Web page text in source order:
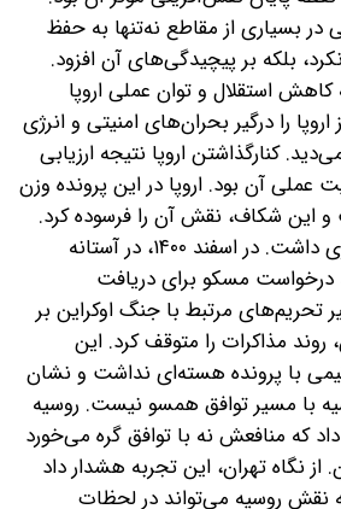
در بسیاری از مقاطع‌ نه‌تنها به حفظ
بلکه بر پیچیدگی‌های آن افزود.
کاهش استقلال و توان عملی اروپا
را درگیر بحران‌های امنیتی و انرژی
کنار‌گذاشتن اروپا نتیجه ارزیابی
آن بود. اروپا در این پرونده وزن
و این شکاف، نقش آن را فرسوده کرد.
روسیه اما داستان دیگری داشت. در اسفند ۱۴۰۰، در آستانه
درخواست مسکو برای دریافت
تحریم‌های مرتبط با جنگ اوکراین بر
مذاکرات را متوقف کرد. این
با پرونده هسته‌ای نداشت و نشان
با مسیر توافق همسو نیست. روسیه
که منافعش نه با توافق گره می‌خورد
نگاه تهران، این تجربه هشدار داد
نقش روسیه می‌تواند در لحظات